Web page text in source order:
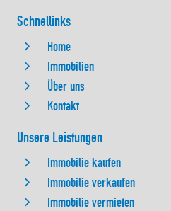
Schnellinks
Home
Immobilien
Über uns
Kontakt
Unsere Leistungen
Immobilie kaufen
Immobilie verkaufen
Immobilie vermieten